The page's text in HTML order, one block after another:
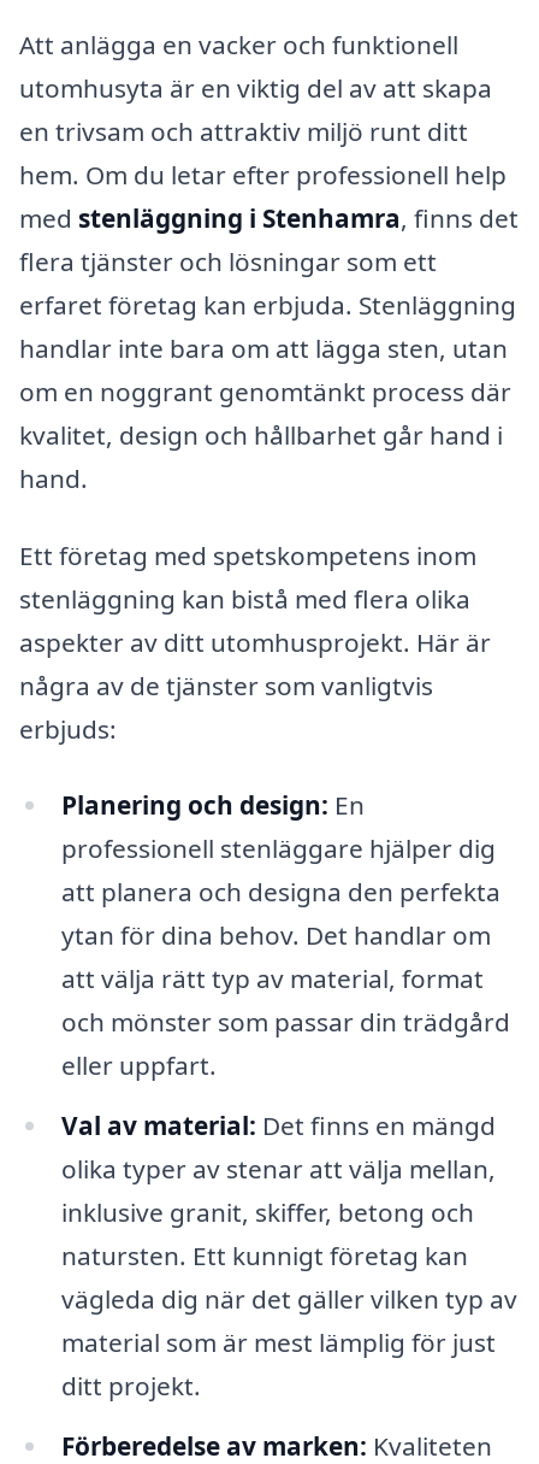
Att anlägga en vacker och funktionell
utomhusyta är en viktig del av att skapa
en trivsam och attraktiv miljö runt ditt
hem. Om du letar efter professionell help
med stenläggning i Stenhamra, finns det
flera tjänster och lösningar som ett
erfaret företag kan erbjuda. Stenläggning
handlar inte bara om att lägga sten, utan
om en noggrant genomtänkt process där
kvalitet, design och hållbarhet går hand i
hand.
Ett företag med spetskompetens inom
stenläggning kan bistå med flera olika
aspekter av ditt utomhusprojekt. Här är
några av de tjänster som vanligtvis
erbjuds:
Planering och design: En
professionell stenläggare hjälper dig
att planera och designa den perfekta
ytan för dina behov. Det handlar om
att välja rätt typ av material, format
och mönster som passar din trädgård
eller uppfart.
Val av material: Det finns en mängd
olika typer av stenar att välja mellan,
inklusive granit, skiffer, betong och
natursten. Ett kunnigt företag kan
vägleda dig när det gäller vilken typ av
material som är mest lämplig för just
ditt projekt.
Förberedelse av marken: Kvaliteten